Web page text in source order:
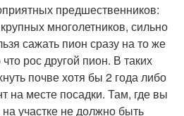
предшественников:
многолетников, сильно
сажать пион сразу на то же
рос другой пион. В таких
почве хотя бы 2 года либо
на месте посадки. Там, где вы
участке не должно быть